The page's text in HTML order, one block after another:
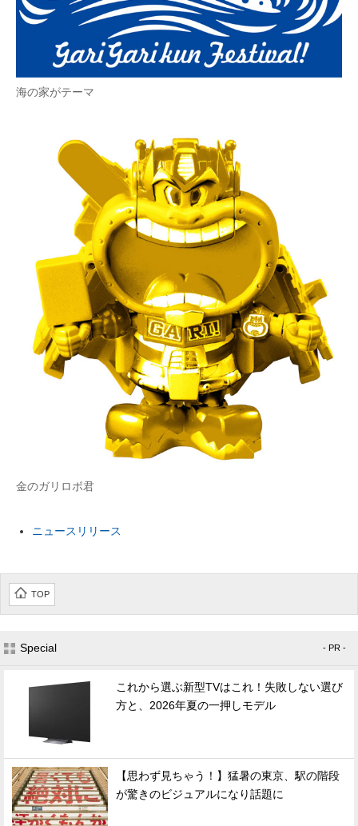
建設×テクノロジーの最前線
ちょっと気になるネットの話題
海の家がテーマ
金のガリロボ君
ニュースリリース
TOP
Special - PR -
これから選ぶ新型TVはこれ！失敗しない選び
方と、2026年夏の一押しモデル
【思わず見ちゃう！】猛暑の東京、駅の階段
が驚きのビジュアルになり話題に